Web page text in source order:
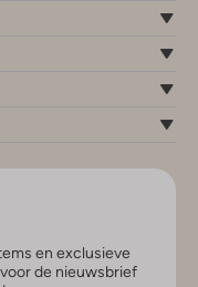
en exclusieve
de nieuwsbrief